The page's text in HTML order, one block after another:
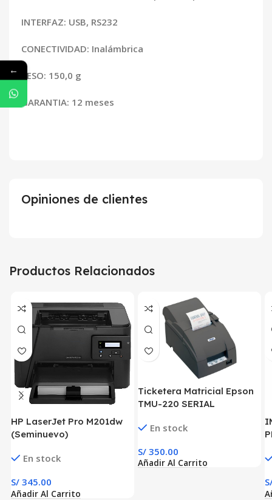
INTERFAZ: USB, RS232
CONECTIVIDAD: Inalámbrica
PESO: 150,0 g
GARANTIA: 12 meses
Opiniones de clientes
Productos Relacionados
HP LaserJet Pro M201dw
(Seminuevo)
En stock
S/ 345.00
Añadir Al Carrito
Ticketera Matricial Epson
TMU-220 SERIAL
En stock
S/ 350.00
Añadir Al Carrito
←